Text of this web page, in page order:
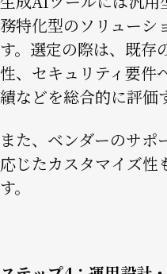
務特化型のソリューシ
す。選定の際は、既存
性、セキュリティ要件
績などを総合的に評価
また、ベンダーのサポ
応じたカスタマイズ性
す。